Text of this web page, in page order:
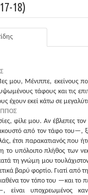
18)
μου, Μένιππε, εκείνους
τάφους και τις
έχουν εκεί κάτω σε
φίλε μου. Αν έβλεπες
από τον τάφο του—,
έτσι παρακατιανός που
το υπόλοιπο πλήθος των
τη γνώμη μου
βαρύ φορτίο. Γιατί από
τον τόπο του —και το
είναι υποχρεωμένος